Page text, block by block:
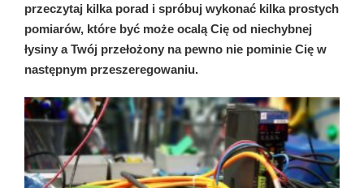
przeczytaj kilka porad i spróbuj wykonać kilka prostych
pomiarów, które być może ocalą Cię od niechybnej
łysiny a Twój przełożony na pewno nie pominie Cię w
następnym przeszeregowaniu.